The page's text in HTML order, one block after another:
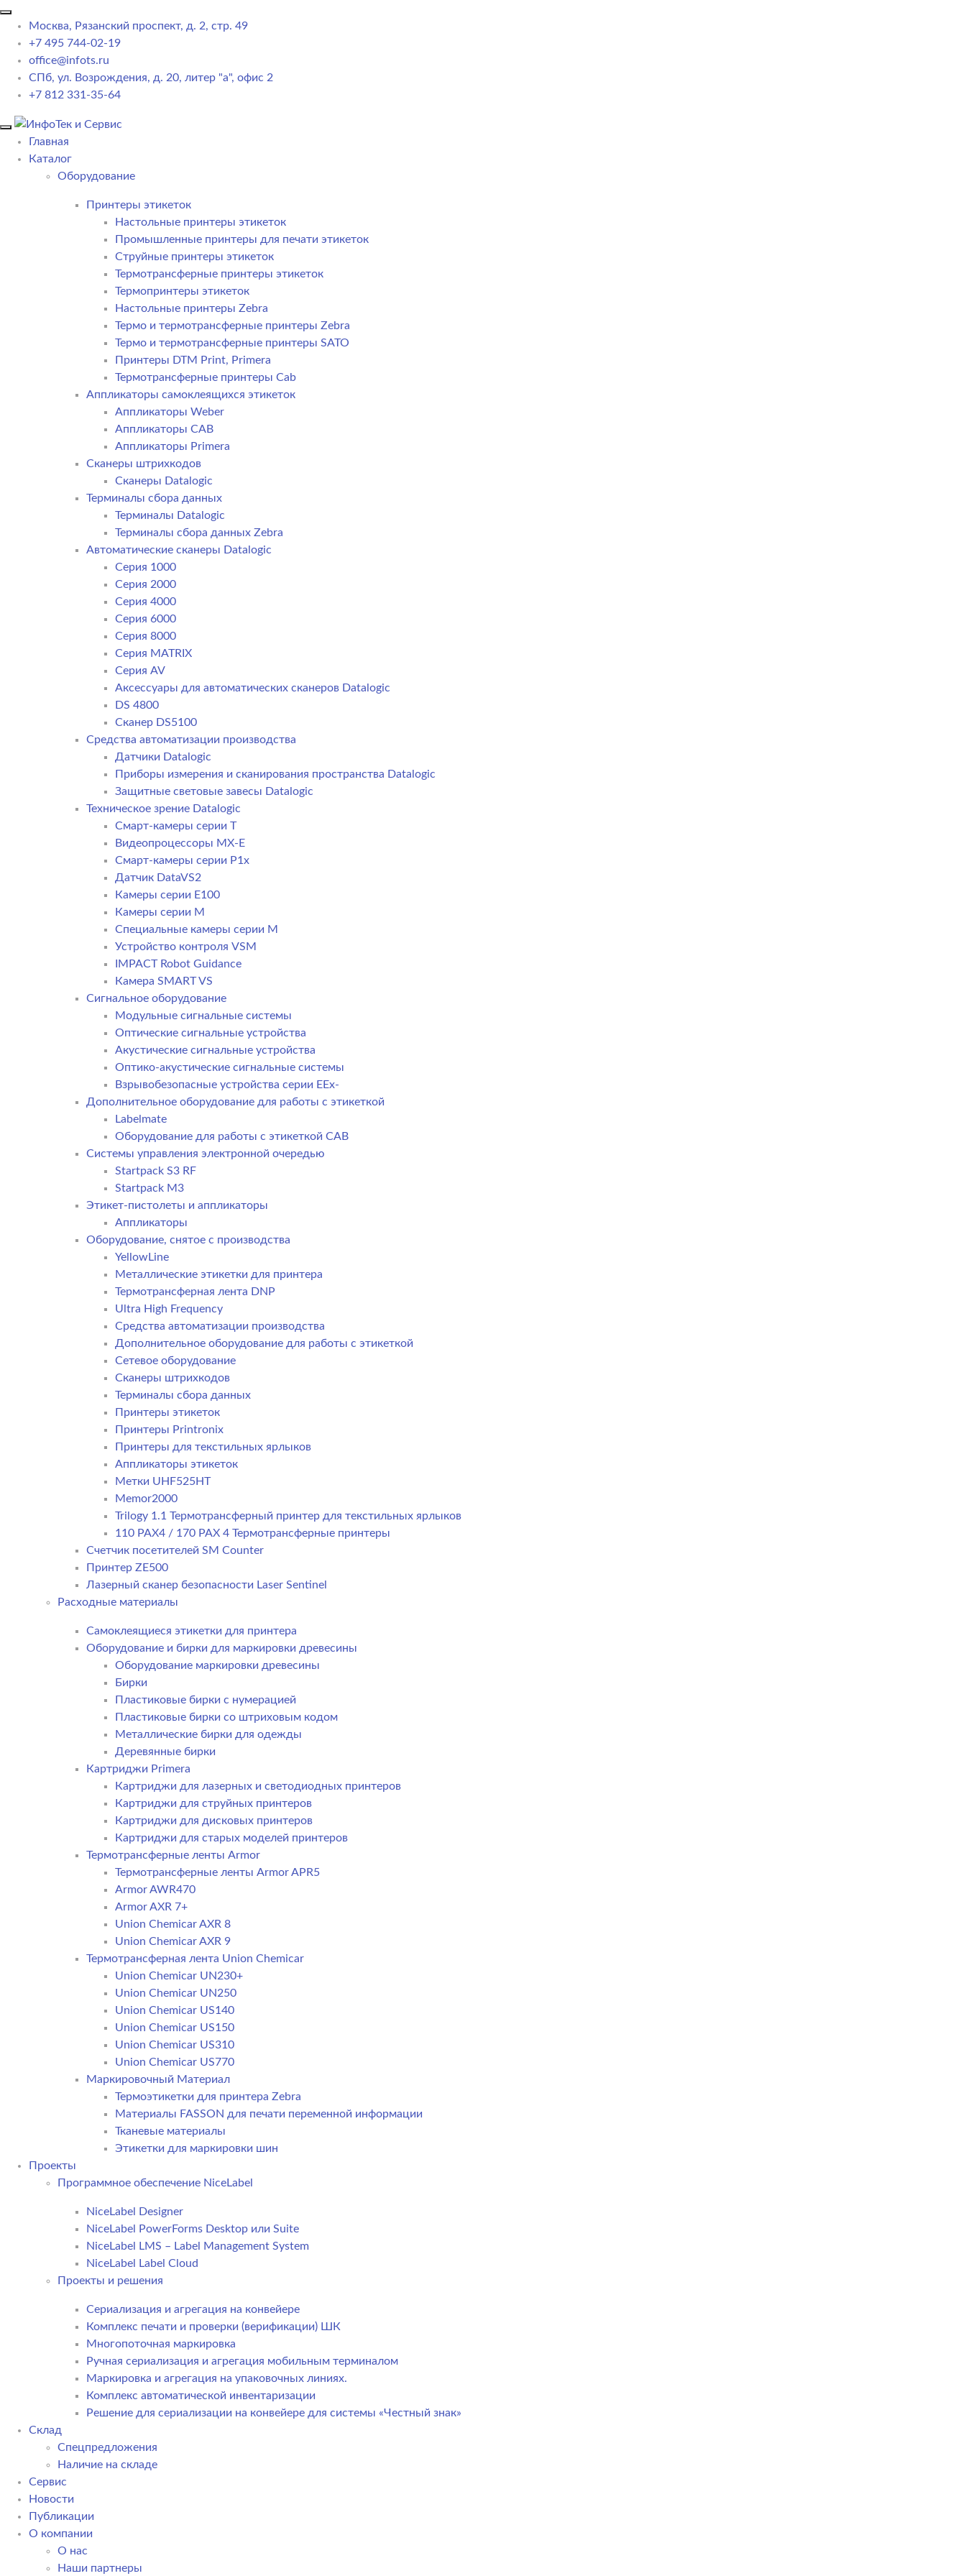
Москва, Рязанский проспект, д. 2, стр. 49
+7 495 744-02-19
office@infots.ru
СПб, ул. Возрождения, д. 20, литер "a", офис 2
+7 812 331-35-64
Главная
Каталог
Оборудование
Принтеры этикеток
Настольные принтеры этикеток
Промышленные принтеры для печати этикеток
Струйные принтеры этикеток
Термотрансферные принтеры этикеток
Термопринтеры этикеток
Настольные принтеры Zebra
Термо и термотрансферные принтеры Zebra
Термо и термотрансферные принтеры SATO
Принтеры DTM Print, Primera
Термотрансферные принтеры Cab
Аппликаторы самоклеящихся этикеток
Аппликаторы Weber
Аппликаторы CAB
Аппликаторы Primera
Сканеры штрихкодов
Сканеры Datalogic
Терминалы сбора данных
Терминалы Datalogic
Терминалы сбора данных Zebra
Автоматические сканеры Datalogic
Серия 1000
Серия 2000
Серия 4000
Серия 6000
Серия 8000
Серия MATRIX
Серия AV
Аксессуары для автоматических сканеров Datalogic
DS 4800
Сканер DS5100
Средства автоматизации производства
Датчики Datalogic
Приборы измерения и сканирования пространства Datalogic
Защитные световые завесы Datalogic
Техническое зрение Datalogic
Смарт-камеры серии T
Видеопроцессоры MX-E
Смарт-камеры серии P1x
Датчик DataVS2
Камеры серии E100
Камеры серии M
Специальные камеры серии M
Устройство контроля VSM
IMPACT Robot Guidance
Камера SMART VS
Cигнальное оборудование
Модульные сигнальные системы
Оптические сигнальные устройства
Акустические сигнальные устройства
Оптико-акустические сигнальные системы
Взрывобезопасные устройства серии EEx-
Дополнительное оборудование для работы с этикеткой
Labelmate
Оборудование для работы с этикеткой CAB
Системы управления электронной очередью
Startpack S3 RF
Startpack M3
Этикет-пистолеты и аппликаторы
Аппликаторы
Оборудование, снятое с производства
YellowLine
Металлические этикетки для принтера
Термотрансферная лента DNP
Ultra High Frequency
Средства автоматизации производства
Дополнительное оборудование для работы с этикеткой
Сетевое оборудование
Сканеры штрихкодов
Терминалы сбора данных
Принтеры этикеток
Принтеры Printronix
Принтеры для текстильных ярлыков
Аппликаторы этикеток
Метки UHF525HT
Memor2000
Trilogy 1.1 Термотрансферный принтер для текстильных ярлыков
110 PAX4 / 170 PAX 4 Термотрансферные принтеры
Счетчик посетителей SM Counter
Принтер ZE500
Лазерный сканер безопасности Laser Sentinel
Расходные материалы
Самоклеящиеся этикетки для принтера
Оборудование и бирки для маркировки древесины
Оборудование маркировки древесины
Бирки
Пластиковые бирки с нумерацией
Пластиковые бирки со штриховым кодом
Металлические бирки для одежды
Деревянные бирки
Картриджи Primera
Картриджи для лазерных и светодиодных принтеров
Картриджи для струйных принтеров
Картриджи для дисковых принтеров
Картриджи для старых моделей принтеров
Термотрансферные ленты Armor
Термотрансферные ленты Armor APR5
Armor AWR470
Armor AXR 7+
Union Chemicar AXR 8
Union Chemicar AXR 9
Термотрансферная лента Union Chemicar
Union Chemicar UN230+
Union Chemicar UN250
Union Chemicar US140
Union Chemicar US150
Union Chemicar US310
Union Chemicar US770
Маркировочный Материал
Термоэтикетки для принтера Zebra
Материалы FASSON для печати переменной информации
Тканевые материалы
Этикетки для маркировки шин
Проекты
Программное обеспечение NiceLabel
NiceLabel Designer
NiceLabel PowerForms Desktop или Suite
NiceLabel LMS – Label Management System
NiceLabel Label Cloud
Проекты и решения
Сериализация и агрегация на конвейере
Комплекс печати и проверки (верификации) ШК
Многопоточная маркировка
Ручная сериализация и агрегация мобильным терминалом
Маркировка и агрегация на упаковочных линиях.
Комплекс автоматической инвентаризации
Решение для сериализации на конвейере для системы «Честный знак»
Склад
Спецпредложения
Наличие на складе
Сервис
Новости
Публикации
О компании
О нас
Наши партнеры